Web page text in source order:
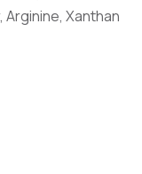
Xanthan